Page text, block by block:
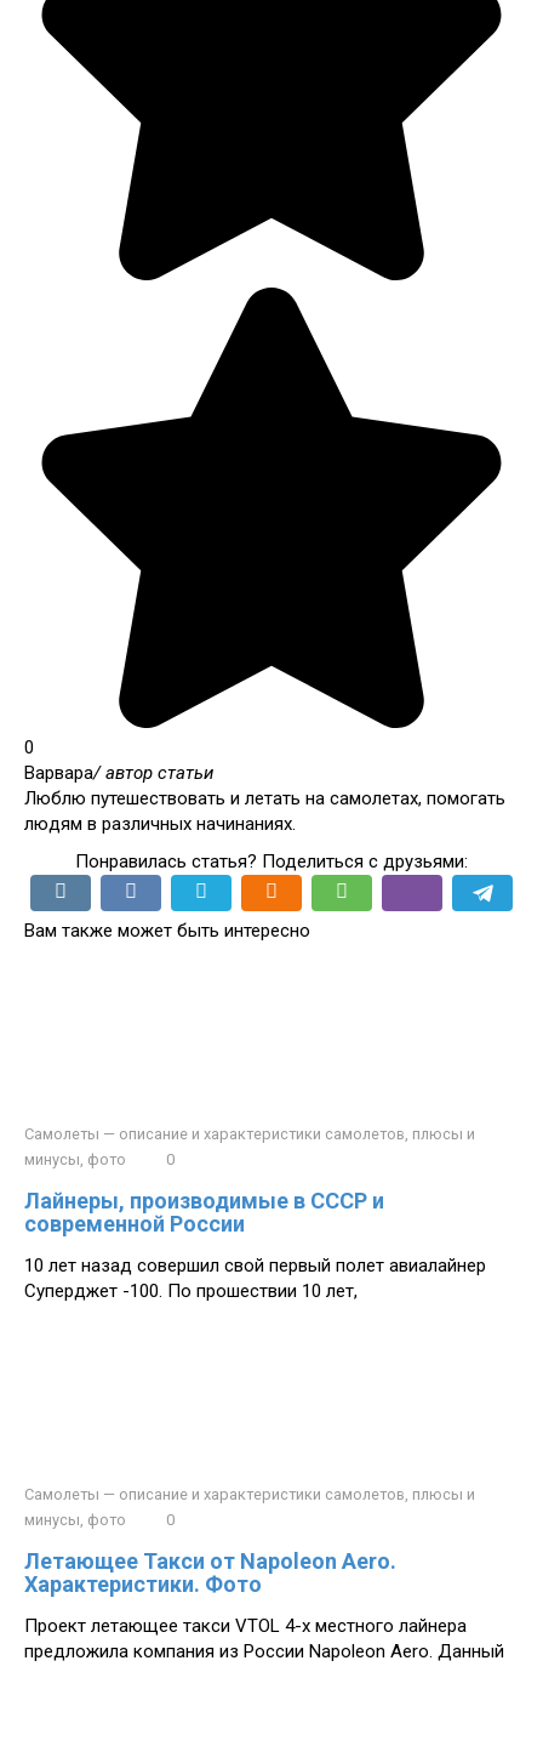
0
Варвара/ автор статьи
Люблю путешествовать и летать на самолетах, помогать
людям в различных начинаниях.
Понравилась статья? Поделиться с друзьями:
Вам также может быть интересно
Самолеты — описание и характеристики самолетов, плюсы и
минусы, фото
0
Лайнеры, производимые в СССР и
современной России
10 лет назад совершил свой первый полет авиалайнер
Суперджет -100. По прошествии 10 лет,
Самолеты — описание и характеристики самолетов, плюсы и
минусы, фото
0
Летающее Такси от Napoleon Aero.
Характеристики. Фото
Проект летающее такси VTOL 4-х местного лайнера
предложила компания из России Napoleon Aero. Данный